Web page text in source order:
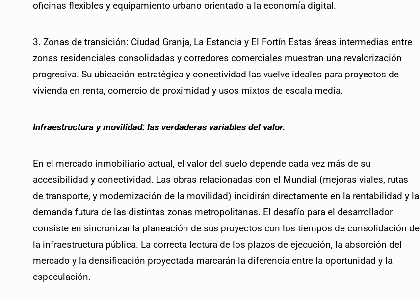
oficinas flexibles y equipamiento urbano orientado a la economía digital.
3. Zonas de transición: Ciudad Granja, La Estancia y El Fortín Estas áreas intermedias entre
zonas residenciales consolidadas y corredores comerciales muestran una revalorización
progresiva. Su ubicación estratégica y conectividad las vuelve ideales para proyectos de
vivienda en renta, comercio de proximidad y usos mixtos de escala media.
Infraestructura y movilidad: las verdaderas variables del valor.
En el mercado inmobiliario actual, el valor del suelo depende cada vez más de su
accesibilidad y conectividad. Las obras relacionadas con el Mundial (mejoras viales, rutas
de transporte, y modernización de la movilidad) incidirán directamente en la rentabilidad y la
demanda futura de las distintas zonas metropolitanas. El desafío para el desarrollador
consiste en sincronizar la planeación de sus proyectos con los tiempos de consolidación de
la infraestructura pública. La correcta lectura de los plazos de ejecución, la absorción del
mercado y la densificación proyectada marcarán la diferencia entre la oportunidad y la
especulación.